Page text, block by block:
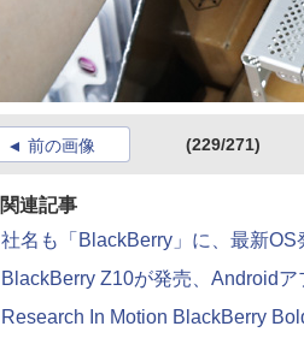
前の画像 (229/271)
関連記事
社名も「BlackBerry」に、最新OS
BlackBerry Z10が発売、Androidア
Research In Motion BlackBerry